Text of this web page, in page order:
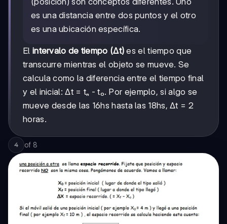
es una distancia entre dos puntos y el otro
es una ubicación específica.
El intervalo de tiempo (Δt) es el tiempo que
transcurre mientras el objeto se mueve. Se
calcula como la diferencia entre el tiempo final
y el inicial: Δt = tₙ - t₀. Por ejemplo, si algo se
mueve desde las 16hs hasta las 18hs, Δt = 2
horas.
4 of 8